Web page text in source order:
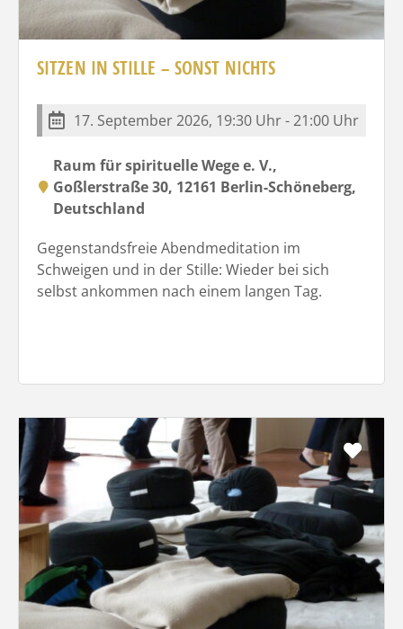
SITZEN IN STILLE – SONST NICHTS
17. September 2026, 19:30 Uhr - 21:00 Uhr
Raum für spirituelle Wege e. V.,
Goßlerstraße 30, 12161 Berlin-Schöneberg,
Deutschland
Gegenstandsfreie Abendmeditation im
Schweigen und in der Stille: Wieder bei sich
selbst ankommen nach einem langen Tag.